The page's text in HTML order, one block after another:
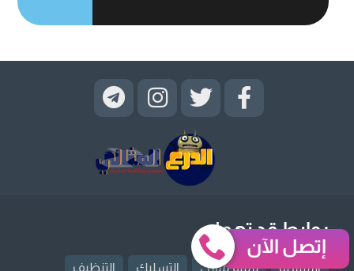
روابط قد تهمك
الرئيسية ترميم منازل التسليك التنظيف
إتصل الآن